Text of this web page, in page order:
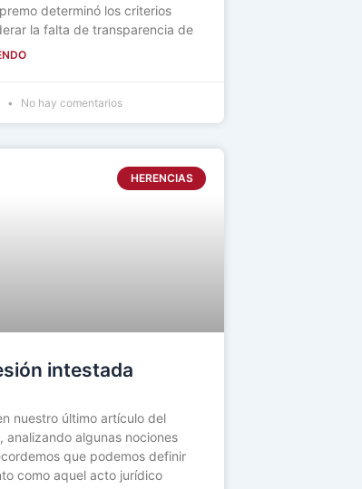
determinó los criterios
la falta de transparencia de
No hay comentarios
HERENCIAS
intestada
nuestro último artículo del
analizando algunas nociones
que podemos definir
como aquel acto jurídico